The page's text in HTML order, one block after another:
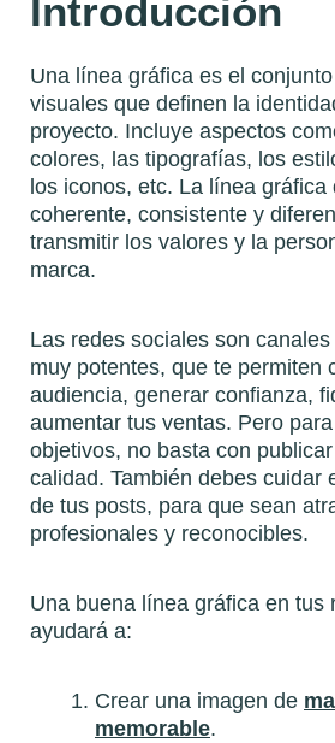
Introducción
Una línea gráfica es el
visuales que definen la
proyecto. Incluye aspectos
colores, las tipografías, los
los iconos, etc. La línea gráfica
coherente, consistente y
transmitir los valores y la
marca.
Las redes sociales son
muy potentes, que te permiten
audiencia, generar confianza,
aumentar tus ventas. Pero
objetivos, no basta con
calidad. También debes cuidar
de tus posts, para que sean
profesionales y reconocibles.
Una buena línea gráfica en tus
ayudará a:
Crear una imagen de
memorable.